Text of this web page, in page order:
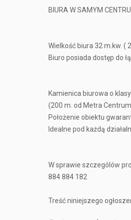
BIURA W SAMYM
Wielkość biura 32 m.kw. (
Biuro posiada dostęp do
Kamienica biurowa o
(200 m. od Metra
Położenie obiektu
Idealne pod każdą
W sprawie szczególów
884 884 182
Treść niniejszego